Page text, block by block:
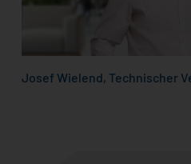
Josef Wielend, Technischer